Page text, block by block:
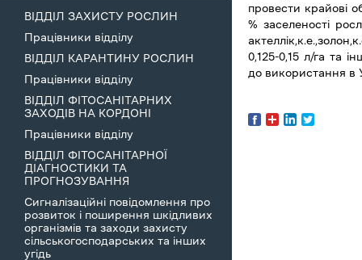
ВІДДІЛ ЗАХИСТУ РОСЛИН
Працівники відділу
ВІДДІЛ КАРАНТИНУ РОСЛИН
Працівники відділу
ВІДДІЛ ФІТОСАНІТАРНИХ
ЗАХОДІВ НА КОРДОНІ
Працівники відділу
ВІДДІЛ ФІТОСАНІТАРНОЇ
ДІАГНОСТИКИ ТА
ПРОГНОЗУВАННЯ
Сигналізаційні повідомлення про
розвиток і поширення шкідливих
організмів та заходи захисту
сільськогосподарських та інших
угідь
провести крайові
% заселеності
0,125-0,15 л/га та
до використання в